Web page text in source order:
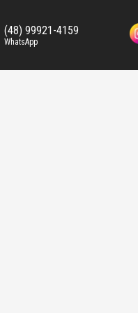
(48) 99921-4159
WhatsApp